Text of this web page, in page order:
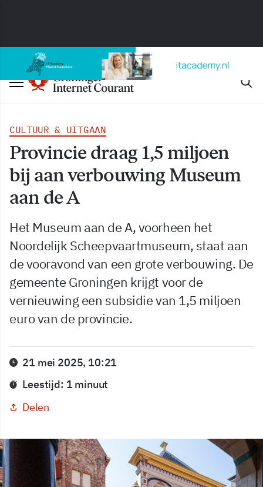
CULTUUR & UITGAAN
Provincie draag 1,5 miljoen
bij aan verbouwing Museum
aan de A
Het Museum aan de A, voorheen het
Noordelijk Scheepvaartmuseum, staat aan
de vooravond van een grote verbouwing. De
gemeente Groningen krijgt voor de
vernieuwing een subsidie van 1,5 miljoen
euro van de provincie.
21 mei 2025, 10:21
Leestijd: 1 minuut
Delen